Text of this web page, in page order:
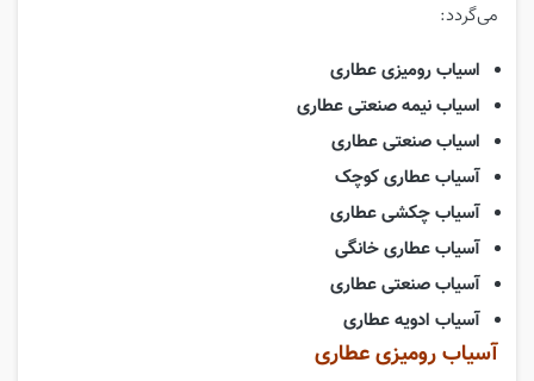
می‌گردد:
اسیاب رومیزی عطاری
اسیاب نیمه صنعتی عطاری
اسیاب صنعتی عطاری
آسیاب عطاری کوچک
آسیاب چکشی عطاری
آسیاب عطاری خانگی
آسیاب صنعتی عطاری
آسیاب ادویه عطاری
آسیاب رومیزی عطاری